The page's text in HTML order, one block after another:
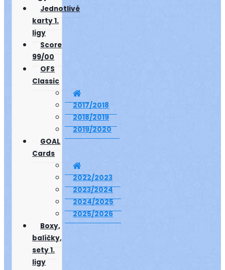
Jednotlivé
karty 1.
ligy
Score
99/00
OFS
Classic
2017/2018
2018/2019
2019/2020
GOAL
Cards
2022/2023
2023/2024
2024/2025
2025/2026
Boxy,
balíčky,
sety 1.
ligy